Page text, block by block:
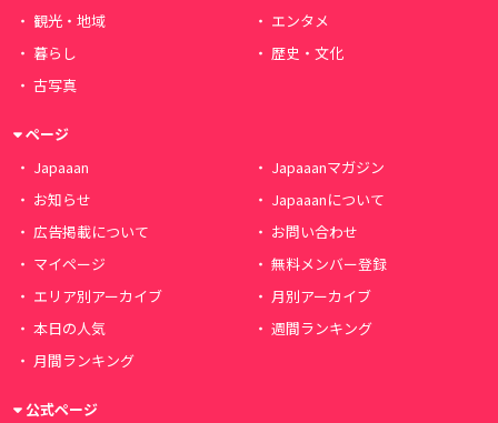
観光・地域
エンタメ
暮らし
歴史・文化
古写真
ページ
Japaaan
Japaaanマガジン
お知らせ
Japaaanについて
広告掲載について
お問い合わせ
マイページ
無料メンバー登録
エリア別アーカイブ
月別アーカイブ
本日の人気
週間ランキング
月間ランキング
公式ページ